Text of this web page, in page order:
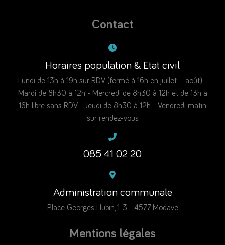
Contact
Horaires population & Etat civil
Lundi de 13h à 19h sur RDV (fermé à 16h en juillet – août) -
Mardi de 8h30 à 12h - Mercredi de 8h30 à 12h et de 13h à
16h libre sans RDV - Jeudi de 8h30 à 12h - Vendredi matin
sur rendez-vous
085 41 02 20
Administration communale
Place Georges Hubin, 1-3 - 4577 Modave
Mentions légales